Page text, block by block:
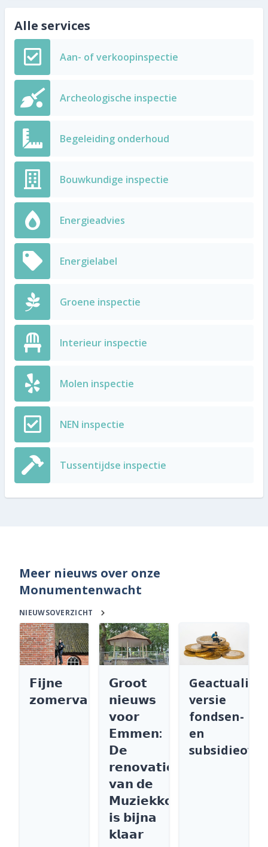
Alle services
Aan- of verkoopinspectie
Archeologische inspectie
Begeleiding onderhoud
Bouwkundige inspectie
Energieadvies
Energielabel
Groene inspectie
Interieur inspectie
Molen inspectie
NEN inspectie
Tussentijdse inspectie
Meer nieuws over onze
Monumentenwacht
NIEUWSOVERZICHT
𝗙𝗶𝗷𝗻𝗲
𝘇𝗼𝗺𝗲𝗿𝘃𝗮𝗸𝗮𝗻𝘁𝗶𝗲
𝗚𝗿𝗼𝗼𝘁
𝗻𝗶𝗲𝘂𝘄𝘀
𝘃𝗼𝗼𝗿
𝗘𝗺𝗺𝗲𝗻:
𝗗𝗲
𝗿𝗲𝗻𝗼𝘃𝗮𝘁𝗶𝗲
𝘃𝗮𝗻 𝗱𝗲
𝗠𝘂𝘇𝗶𝗲𝗸𝗸𝗼𝗲𝗽𝗲𝗹
𝗶𝘀 𝗯𝗶𝗷𝗻𝗮
𝗸𝗹𝗮𝗮𝗿
versie
fondsen-
en